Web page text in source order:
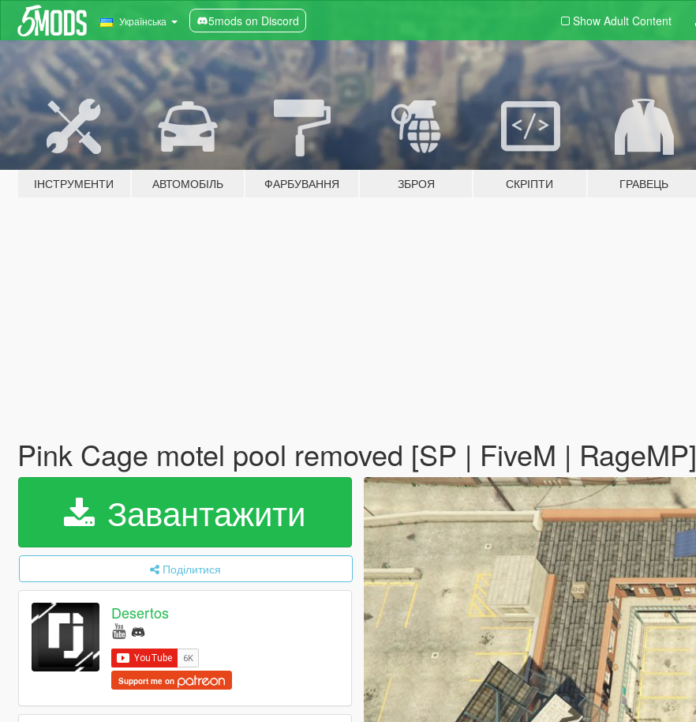
Українська 5mods on Discord Show Adult Content
ІНСТРУМЕНТИ АВТОМОБІЛЬ ФАРБУВАННЯ ЗБРОЯ СКРІПТИ ГРАВЕЦЬ
Pink Cage motel pool removed [SP | FiveM | RageMP]
Завантажити
Поділитися
Desertos
Support me on